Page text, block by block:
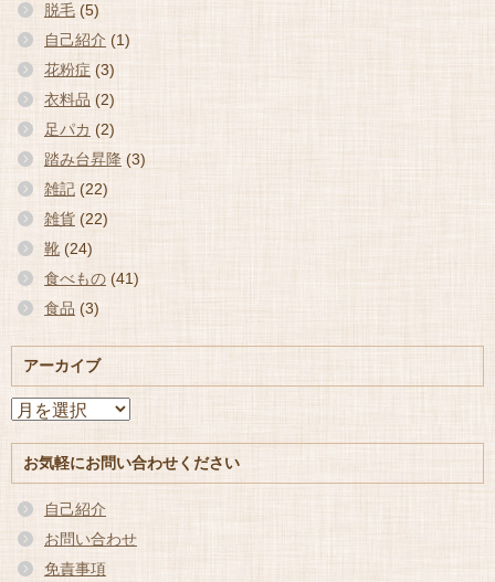
脱毛 (5)
自己紹介 (1)
花粉症 (3)
衣料品 (2)
足パカ (2)
踏み台昇降 (3)
雑記 (22)
雑貨 (22)
靴 (24)
食べもの (41)
食品 (3)
アーカイブ
ア
イ
ブ
お気軽にお問い合わせください
自己紹介
お問い合わせ
免責事項